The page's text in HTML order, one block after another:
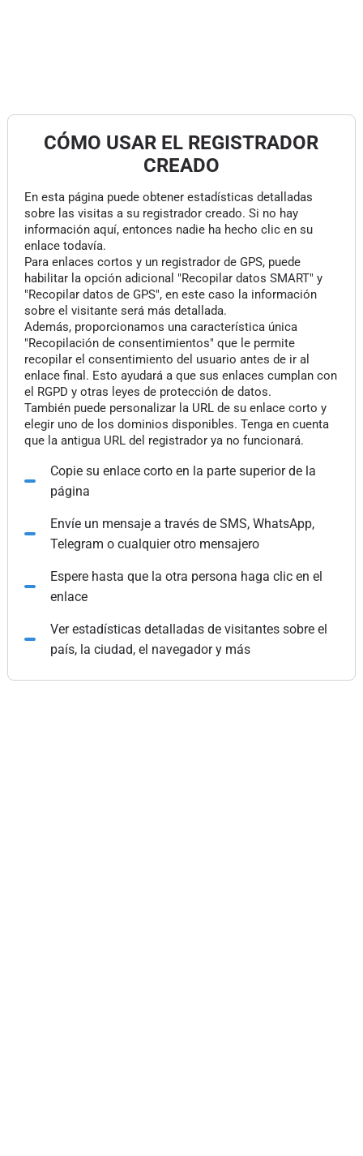
CÓMO USAR EL REGISTRADOR
CREADO
En esta página puede obtener estadísticas detalladas
sobre las visitas a su registrador creado. Si no hay
información aquí, entonces nadie ha hecho clic en su
enlace todavía.
Para enlaces cortos y un registrador de GPS, puede
habilitar la opción adicional "Recopilar datos SMART" y
"Recopilar datos de GPS", en este caso la información
sobre el visitante será más detallada.
Además, proporcionamos una característica única
"Recopilación de consentimientos" que le permite
recopilar el consentimiento del usuario antes de ir al
enlace final. Esto ayudará a que sus enlaces cumplan con
el RGPD y otras leyes de protección de datos.
También puede personalizar la URL de su enlace corto y
elegir uno de los dominios disponibles. Tenga en cuenta
que la antigua URL del registrador ya no funcionará.
Copie su enlace corto en la parte superior de la
página
Envíe un mensaje a través de SMS, WhatsApp,
Telegram o cualquier otro mensajero
Espere hasta que la otra persona haga clic en el
enlace
Ver estadísticas detalladas de visitantes sobre el
país, la ciudad, el navegador y más